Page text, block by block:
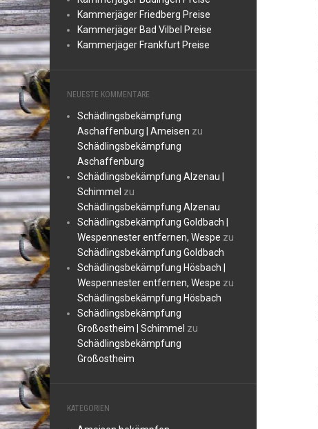
Kammerjäger Friedberg Preise
Kammerjäger Bad Vilbel Preise
Kammerjäger Frankfurt Preise
NEUESTE KOMMENTARE
Schädlingsbekämpfung
Aschaffenburg | Ameisen zu
Schädlingsbekämpfung
Aschaffenburg
Schädlingsbekämpfung Alzenau |
Schimmel zu
Schädlingsbekämpfung Alzenau
Schädlingsbekämpfung Goldbach |
Wespennester entfernen, Wespe zu
Schädlingsbekämpfung Goldbach
Schädlingsbekämpfung Hösbach |
Wespennester entfernen, Wespe zu
Schädlingsbekämpfung Hösbach
Schädlingsbekämpfung
Großostheim | Schimmel zu
Schädlingsbekämpfung
Großostheim
KATEGORIEN